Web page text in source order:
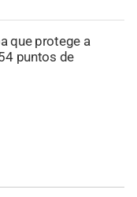
que protege a
puntos de